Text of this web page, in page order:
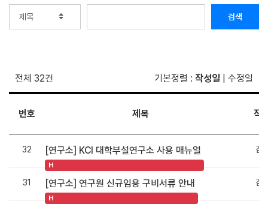
검색
전체 32건 기본정렬 : 작성일 수정일
번호 제목 작
32 [연구소] KCI 대학부설연구소 사용 매뉴얼
H
김
31 [연구소] 연구원 신규임용 구비서류 안내
H
김